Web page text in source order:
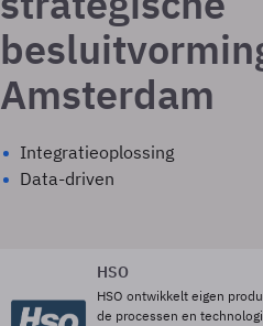
Amsterdam
Integratieoplossing
Data-driven
HSO
HSO ontwikkelt eigen
de processen en